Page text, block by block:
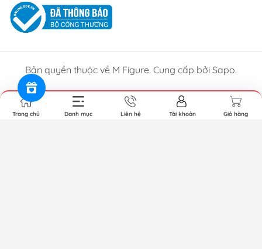
Bản quyền thuộc về M Figure. Cung cấp bởi Sapo.
Trang chủ Danh mục Liên hệ Tài khoản Giỏ hàng